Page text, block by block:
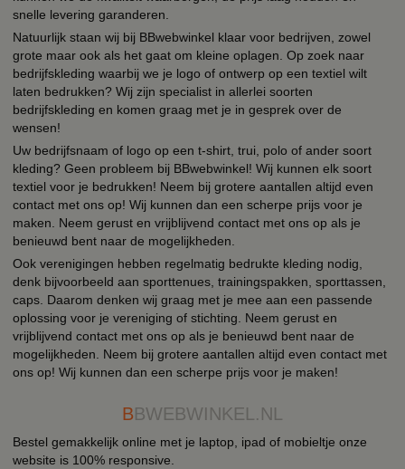
snelle levering garanderen.
Natuurlijk staan wij bij BBwebwinkel klaar voor bedrijven, zowel
grote maar ook als het gaat om kleine oplagen. Op zoek naar
bedrijfskleding waarbij we je logo of ontwerp op een textiel wilt
laten bedrukken? Wij zijn specialist in allerlei soorten
bedrijfskleding en komen graag met je in gesprek over de
wensen!
Uw bedrijfsnaam of logo op een t-shirt, trui, polo of ander soort
kleding? Geen probleem bij BBwebwinkel! Wij kunnen elk soort
textiel voor je bedrukken! Neem bij grotere aantallen altijd even
contact met ons op! Wij kunnen dan een scherpe prijs voor je
maken. Neem gerust en vrijblijvend contact met ons op als je
benieuwd bent naar de mogelijkheden.
Ook verenigingen hebben regelmatig bedrukte kleding nodig,
denk bijvoorbeeld aan sporttenues, trainingspakken, sporttassen,
caps. Daarom denken wij graag met je mee aan een passende
oplossing voor je vereniging of stichting. Neem gerust en
vrijblijvend contact met ons op als je benieuwd bent naar de
mogelijkheden. Neem bij grotere aantallen altijd even contact met
ons op! Wij kunnen dan een scherpe prijs voor je maken!
BBWEBWINKEL.NL
Bestel gemakkelijk online met je laptop, ipad of mobieltje onze
website is 100% responsive.